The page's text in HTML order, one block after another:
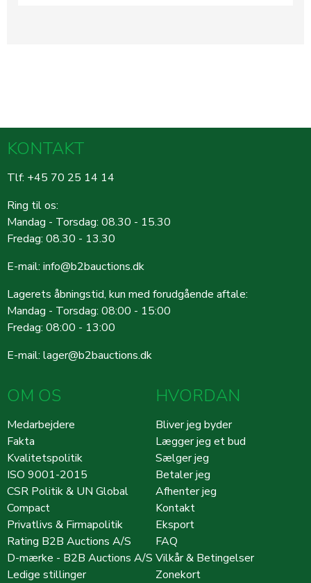
KONTAKT
Tlf: +45 70 25 14 14
Ring til os:
Mandag - Torsdag: 08.30 - 15.30
Fredag: 08.30 - 13.30
E-mail: info@b2bauctions.dk
Lagerets åbningstid, kun med forudgående aftale:
Mandag - Torsdag: 08:00 - 15:00
Fredag: 08:00 - 13:00
E-mail: lager@b2bauctions.dk
OM OS
Medarbejdere
Fakta
Kvalitetspolitik
ISO 9001-2015
CSR Politik & UN Global
Compact
Privatlivs & Firmapolitik
Rating B2B Auctions A/S
D-mærke - B2B Auctions A/S
Ledige stillinger
HVORDAN
Bliver jeg byder
Lægger jeg et bud
Sælger jeg
Betaler jeg
Afhenter jeg
Kontakt
Eksport
FAQ
Vilkår & Betingelser
Zonekort